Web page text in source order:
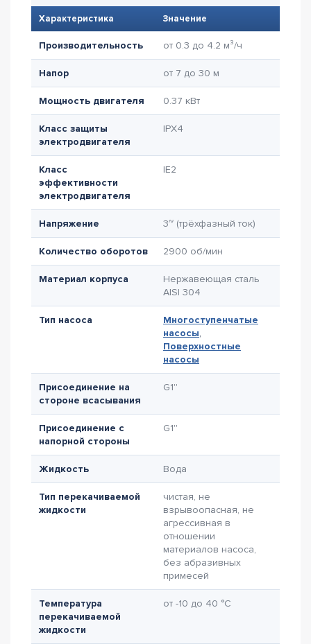
Характеристика Значение
Производительность от 0.3 до 4.2 м³/ч
Напор от 7 до 30 м
Мощность двигателя 0.37 кВт
Класс защиты
электродвигателя
IPX4
Класс
эффективности
электродвигателя
IE2
Напряжение 3~ (трёхфазный ток)
Количество оборотов 2900 об/мин
Материал корпуса
Нержавеющая сталь
AISI 304
Тип насоса
Многоступенчатые
насосы,
Поверхностные
насосы
Присоединение на
стороне всасывания
G1''
Присоединение с
напорной стороны
G1''
Жидкость Вода
Тип перекачиваемой
жидкости
чистая, не
взрывоопасная, не
агрессивная в
отношении
материалов насоса,
без абразивных
примесей
Температура
перекачиваемой
жидкости
от -10 до 40 °C